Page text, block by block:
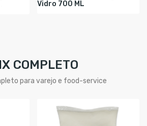
Vidro 700 ML
COMPLETO
para varejo e food-service